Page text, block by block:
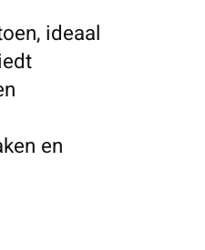
ideaal
en